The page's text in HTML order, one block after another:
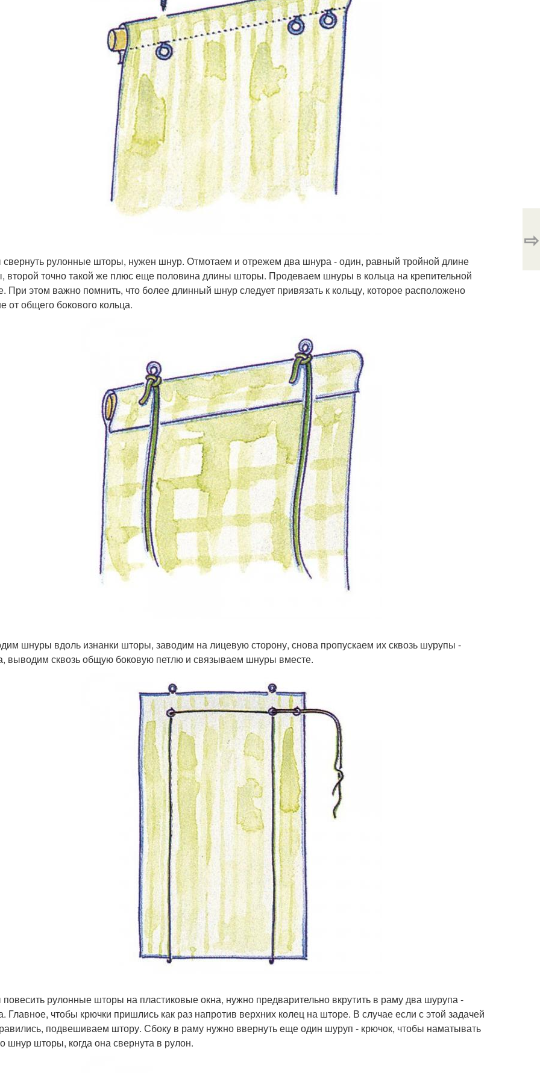
свернуть рулонные шторы, нужен шнур. Отмотаем и отрежем два шнура - один, равный тройной длине
второй точно такой же плюс еще половина длины шторы. Продеваем шнуры в кольца на крепительной
При этом важно помнить, что более длинный шнур следует привязать к кольцу, которое расположено
от общего бокового кольца.
шнуры вдоль изнанки шторы, заводим на лицевую сторону, снова пропускаем их сквозь шурупы -
выводим сквозь общую боковую петлю и связываем шнуры вместе.
рулонные шторы на пластиковые окна, нужно предварительно вкрутить в раму два шурупа -
Главное, чтобы крючки пришлись как раз напротив верхних колец на шторе. В случае если с этой задачей
подвешиваем штору. Сбоку в раму нужно ввернуть еще один шуруп - крючок, чтобы наматывать
шнур шторы, когда она свернута в рулон.
⇨